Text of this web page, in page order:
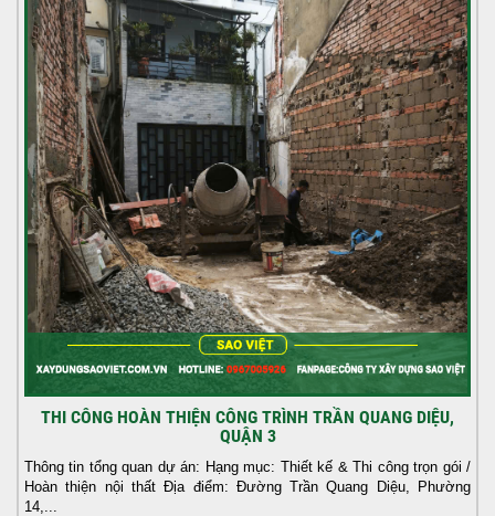
THI CÔNG HOÀN THIỆN CÔNG TRÌNH TRẦN QUANG DIỆU,
QUẬN 3
Thông tin tổng quan dự án: Hạng mục: Thiết kế & Thi công trọn gói /
Hoàn thiện nội thất Địa điểm: Đường Trần Quang Diệu, Phường
14,...